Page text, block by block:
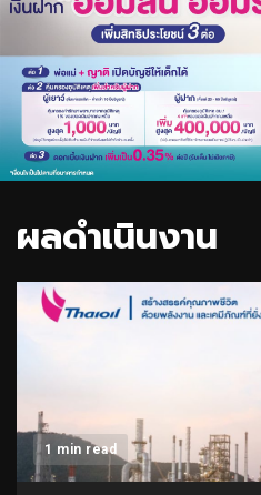
ผลดำเนินงาน
1 min read